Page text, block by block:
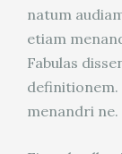
natum
etiam
Fabulas
menandri ne.